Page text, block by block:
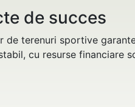
de succes
terenuri sportive
cu resurse financiare